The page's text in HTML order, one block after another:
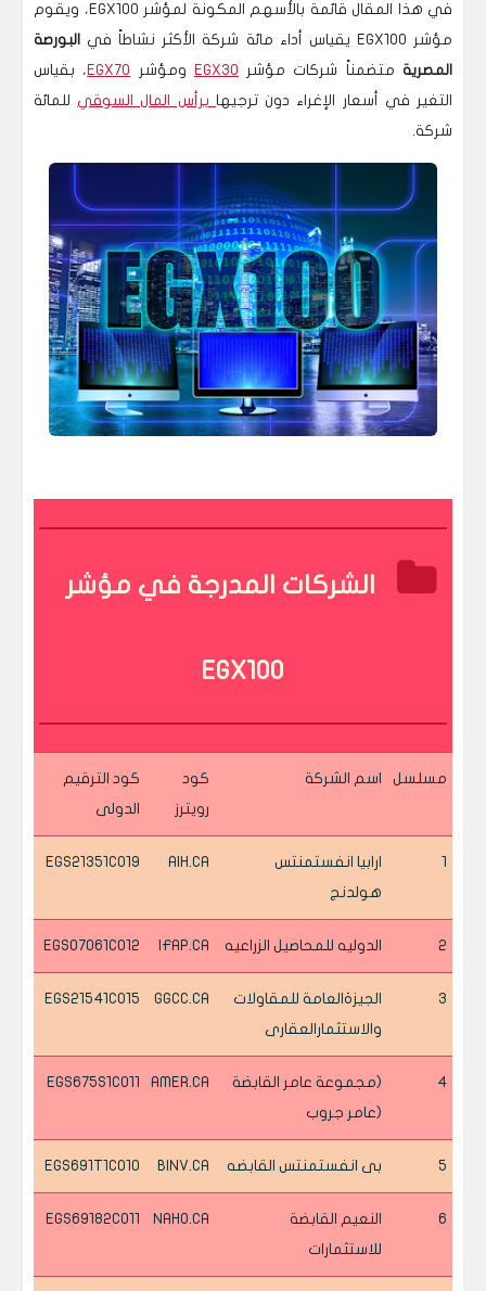
في هذا المقال قائمة بالأسهم المكونة لمؤشر EGX100، ويقوم
مؤشر EGX100 يقياس أداء مائة شركة الأكثر نشاطاً في
البورصة
المصريةمتضمناً شركات مؤشر EGX30 ومؤشر EGX70، بقياس
التغير في أسعار الإغراء دون ترجيها برأس المال السوقي للمائة
شركة.
الشركات المدرجة في مؤشر
EGX100
مسلسل اسم الشركة
كود
رويترز
كود الترقيم
الدولى
1
ارابيا انفستمنتس
هولدنج
AIH.CA
EGS21351C019
2 الدوليه للمحاصيل الزراعيه IFAP.CA
EGS07061C012
3
الجيزةالعامة للمقاولات
والاستثمارالعقارى
GGCC.CA
EGS21541C015
4
(مجموعة عامر القابضة
(عامر جروب
AMER.CA
EGS675S1C011
5 بى انفستمنتس القابضه BINV.CA
EGS691T1C010
6
النعيم القابضة
للاستثمارات
NAHO.CA
EGS69182C011